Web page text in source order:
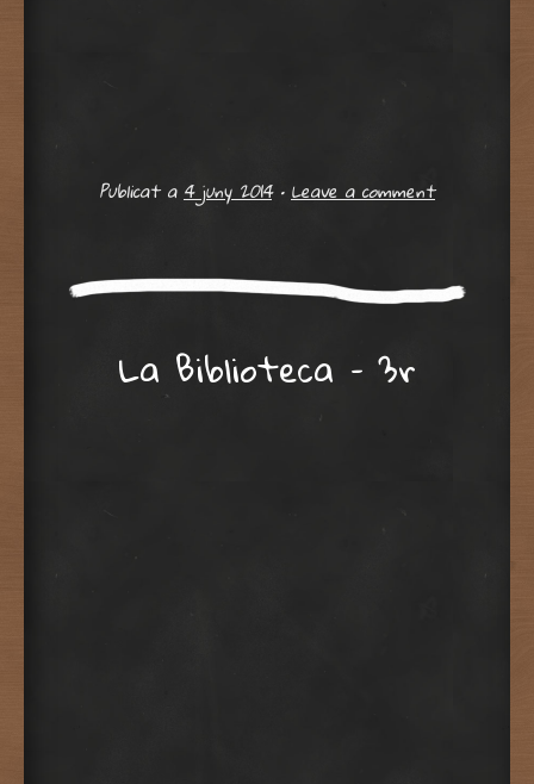
Publicat a4 juny 2014 •Leave a comment
La Biblioteca – 3r